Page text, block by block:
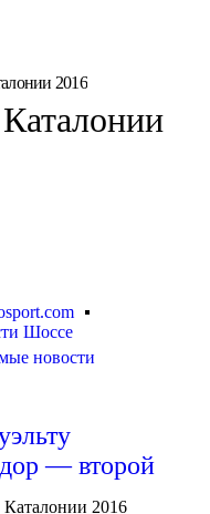
2016
Шоссе
новости
— второй
Каталонии 2016